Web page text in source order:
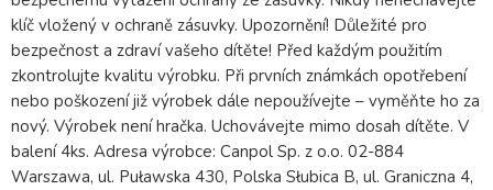
klíč vložený v ochraně zásuvky. Upozornění! Důležité pro
bezpečnost a zdraví vašeho dítěte! Před každým použitím
zkontrolujte kvalitu výrobku. Při prvních známkách opotřebení
nebo poškození již výrobek dále nepoužívejte – vyměňte ho za
nový. Výrobek není hračka. Uchovávejte mimo dosah dítěte. V
balení 4ks. Adresa výrobce: Canpol Sp. z o.o. 02-884
Warszawa, ul. Puławska 430, Polska Słubica B, ul. Graniczna 4,